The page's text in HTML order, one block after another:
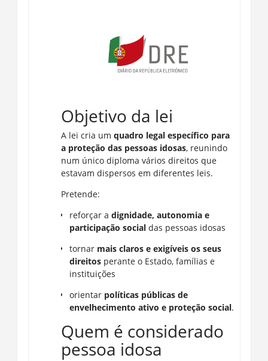
Objetivo da lei
A lei cria um quadro legal específico para
a proteção das pessoas idosas, reunindo
num único diploma vários direitos que
estavam dispersos em diferentes leis.
Pretende:
reforçar a dignidade, autonomia e
participação socialdas pessoas idosas
tornar mais claros e exigíveis os seus
direitosperante o Estado, famílias e
instituições
orientar políticas públicas de
envelhecimento ativo e proteção social.
Quem é considerado
pessoa idosa